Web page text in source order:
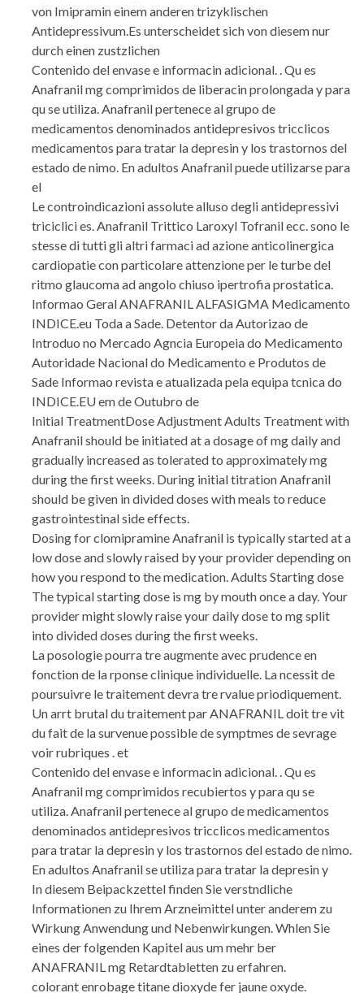
von Imipramin einem anderen trizyklischen
Antidepressivum.Es unterscheidet sich von diesem nur
durch einen zustzlichen
Contenido del envase e informacin adicional. . Qu es
Anafranil mg comprimidos de liberacin prolongada y para
qu se utiliza. Anafranil pertenece al grupo de
medicamentos denominados antidepresivos tricclicos
medicamentos para tratar la depresin y los trastornos del
estado de nimo. En adultos Anafranil puede utilizarse para
el
Le controindicazioni assolute alluso degli antidepressivi
triciclici es. Anafranil Trittico Laroxyl Tofranil ecc. sono le
stesse di tutti gli altri farmaci ad azione anticolinergica
cardiopatie con particolare attenzione per le turbe del
ritmo glaucoma ad angolo chiuso ipertrofia prostatica.
Informao Geral ANAFRANIL ALFASIGMA Medicamento
INDICE.eu Toda a Sade. Detentor da Autorizao de
Introduo no Mercado Agncia Europeia do Medicamento
Autoridade Nacional do Medicamento e Produtos de
Sade Informao revista e atualizada pela equipa tcnica do
INDICE.EU em de Outubro de
Initial TreatmentDose Adjustment Adults Treatment with
Anafranil should be initiated at a dosage of mg daily and
gradually increased as tolerated to approximately mg
during the first weeks. During initial titration Anafranil
should be given in divided doses with meals to reduce
gastrointestinal side effects.
Dosing for clomipramine Anafranil is typically started at a
low dose and slowly raised by your provider depending on
how you respond to the medication. Adults Starting dose
The typical starting dose is mg by mouth once a day. Your
provider might slowly raise your daily dose to mg split
into divided doses during the first weeks.
La posologie pourra tre augmente avec prudence en
fonction de la rponse clinique individuelle. La ncessit de
poursuivre le traitement devra tre rvalue priodiquement.
Un arrt brutal du traitement par ANAFRANIL doit tre vit
du fait de la survenue possible de symptmes de sevrage
voir rubriques . et
Contenido del envase e informacin adicional. . Qu es
Anafranil mg comprimidos recubiertos y para qu se
utiliza. Anafranil pertenece al grupo de medicamentos
denominados antidepresivos tricclicos medicamentos
para tratar la depresin y los trastornos del estado de nimo.
En adultos Anafranil se utiliza para tratar la depresin y
In diesem Beipackzettel finden Sie verstndliche
Informationen zu Ihrem Arzneimittel unter anderem zu
Wirkung Anwendung und Nebenwirkungen. Whlen Sie
eines der folgenden Kapitel aus um mehr ber
ANAFRANIL mg Retardtabletten zu erfahren.
colorant enrobage titane dioxyde fer jaune oxyde.